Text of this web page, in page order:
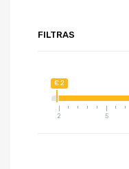
FILTRAS
€ 2
2 5